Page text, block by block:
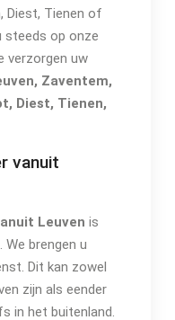
Diest, Tienen of
steeds op onze
verzorgen uw
Zaventem,
Diest, Tienen,
vanuit
Leuven is
brengen u
Dit kan zowel
zijn als eender
in het buitenland.